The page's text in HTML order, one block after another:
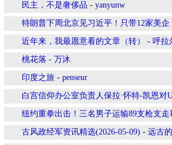
民主，不是奢侈品 - yanyunw
特朗普下周北京见习近平！只带12家美
近年来，我最愿意看的文章（转） - 呼拉
​桃花落 - 万沐
印度之旅 - penseur
白宫信仰办公室负责人保拉·怀特-凯恩对
纽约重拳出击！三名男子运输89支枪支
古风政经军资讯精选(2026-05-09) - 远古